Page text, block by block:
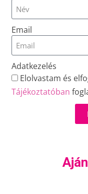
Email
Adatkezelés
Elolvastam és
Tájékoztatóban